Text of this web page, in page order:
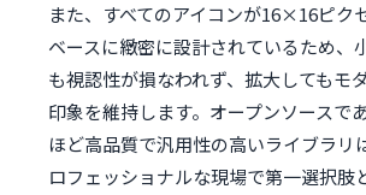
また、すべてのアイコンが16×16ピク
ベースに緻密に設計されているため、
も視認性が損なわれず、拡大してもモ
印象を維持します。オープンソースで
ほど高品質で汎用性の高いライブラリ
ロフェッショナルな現場で第一選択肢